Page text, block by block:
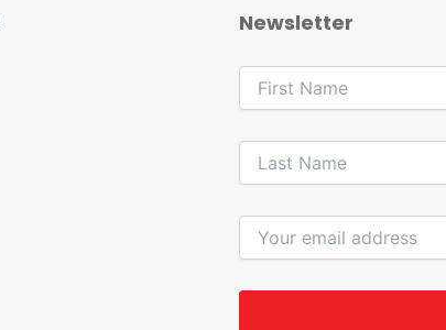
Newsletter